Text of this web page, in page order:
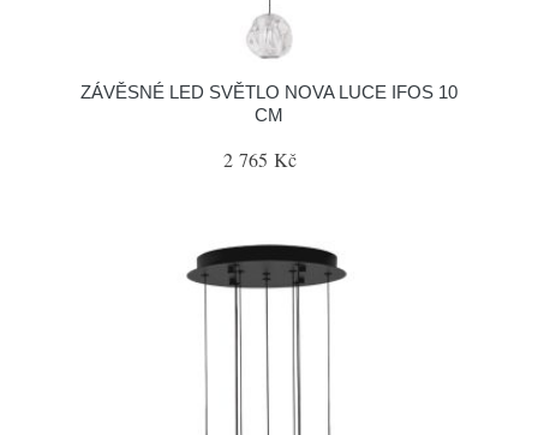
ZÁVĚSNÉ LED SVĚTLO NOVA LUCE IFOS 10
CM
2 765 Kč